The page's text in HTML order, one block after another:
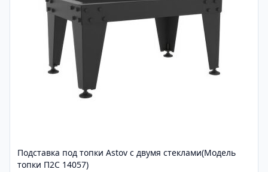
Подставка под топки Astov с двумя стеклами(Модель
топки П2С 14057)